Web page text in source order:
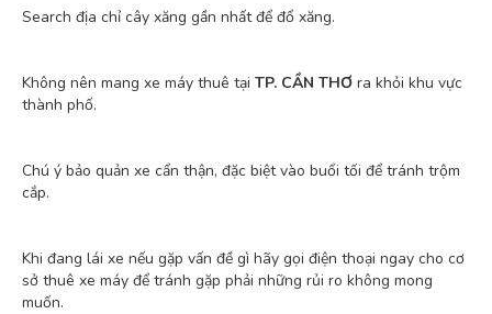
Search địa chỉ cây xăng gần nhất để đổ xăng.
Không nên mang xe máy thuê tại TP. CẦN THƠ ra khỏi khu vực
thành phố.
Chú ý bảo quản xe cẩn thận, đặc biệt vào buổi tối để tránh trộm
cắp.
Khi đang lái xe nếu gặp vấn đề gì hãy gọi điện thoại ngay cho cơ
sở thuê xe máy để tránh gặp phải những rủi ro không mong
muốn.